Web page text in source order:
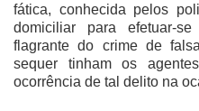
fática, conhecida pelos
domiciliar para efetuar-
flagrante do crime de
sequer tinham os
ocorrência de tal delito na